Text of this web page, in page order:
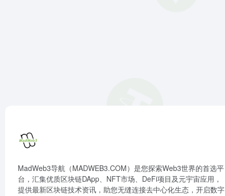
MadWeb3导航（MADWEB3.COM）是您探索Web3世界的首选平
台，汇集优质区块链DApp、NFT市场、DeFi项目及元宇宙应用，
提供最新区块链技术资讯，助您无缝连接去中心化生态，开启数字